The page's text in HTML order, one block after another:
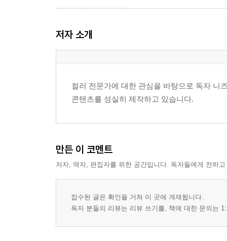
동시대비와 연속대비
면적과 거리의 지각 변화
재질과 광택이 주는 지각 차이
색채 의미의 형성 요인
상징과 관습의 작동 방식
문화권별 의미 차이
세대와 경험에 따른 해석 차이
4장 색채 언어와 명명 방식
색 이름의 구조와 범주
저자 소개
컬러 전문가에 대한 관심을 바탕으로 독자 니
콘텐츠를 성실히 제작하고 있습니다.
만든 이 코멘트
저자, 역자, 편집자를 위한 공간입니다. 독자들에게 전하
접수된 글은 확인을 거쳐 이 곳에 게재됩니다.
독자 분들의 리뷰는 리뷰 쓰기를, 책에 대한 문의는